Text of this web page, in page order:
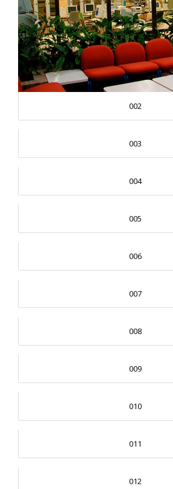
002
003
004
005
006
007
008
009
010
011
012